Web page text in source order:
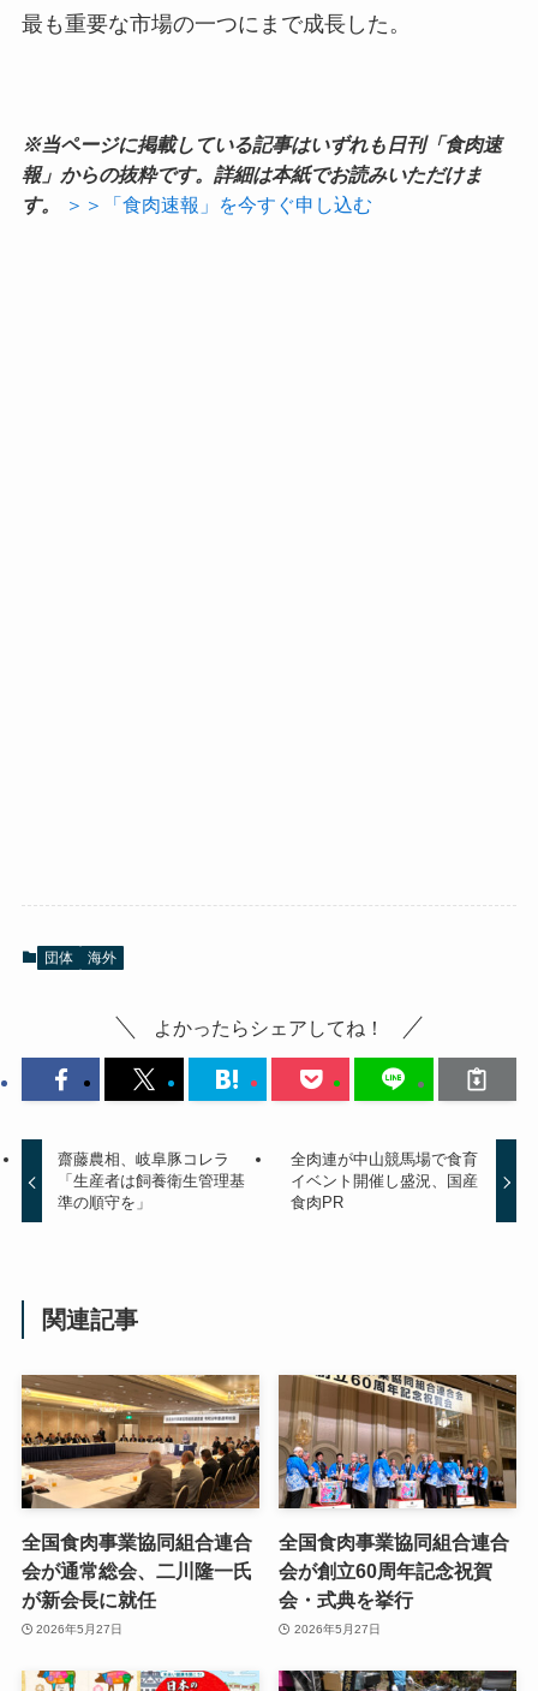
最も重要な市場の一つにまで成長した。
※当ページに掲載している記事はいずれも日刊「食肉速
報」からの抜粋です。詳細は本紙でお読みいただけま
す。
＞＞「食肉速報」を今すぐ申し込む
団体 海外
よかったらシェアしてね！
齋藤農相、岐阜豚コレラ
「生産者は飼養衛生管理基
準の順守を」
全肉連が中山競馬場で食育
イベント開催し盛況、国産
食肉PR
関連記事
全国食肉事業協同組合連合
会が通常総会、二川隆一氏
が新会長に就任
2026年5月27日
全国食肉事業協同組合連合
会が創立60周年記念祝賀
会・式典を挙行
2026年5月27日